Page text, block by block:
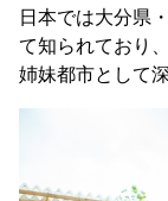
日本では大分県
て知られており
姉妹都市として